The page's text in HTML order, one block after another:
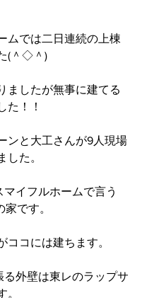
ムでは二日連続の上棟
(＾◇＾)
ましたが無事に建てる
た！！
ンと大工さんが9人現場
した。
マイフルホームで言う
家です。
ココには建ちます。
る外壁は東レのラップサ
。